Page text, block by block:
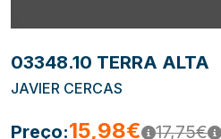
03348.10 TERRA ALTA
JAVIER CERCAS
Preço:15,98€ 17,75€